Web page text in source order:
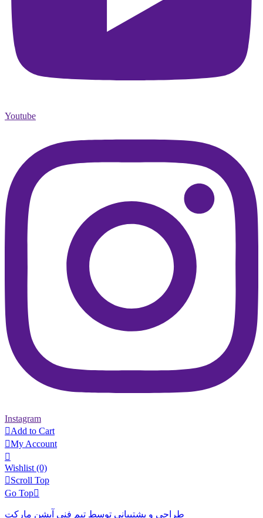
Youtube
Instagram
Add to Cart
My Account

Wishlist (0)
Scroll Top
Go Top
طراحی و پشتیبانی توسط تیم فنی آپشن مارکت